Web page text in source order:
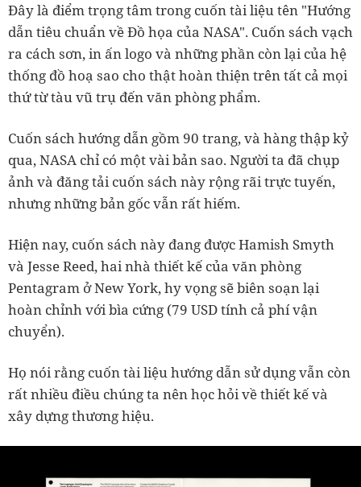
Đây là điểm trọng tâm trong cuốn tài liệu tên "Hướng
dẫn tiêu chuẩn về Đồ họa của NASA". Cuốn sách vạch
ra cách sơn, in ấn logo và những phần còn lại của hệ
thống đồ hoạ sao cho thật hoàn thiện trên tất cả mọi
thứ từ tàu vũ trụ đến văn phòng phẩm.
Cuốn sách hướng dẫn gồm 90 trang, và hàng thập kỷ
qua, NASA chỉ có một vài bản sao. Người ta đã chụp
ảnh và đăng tải cuốn sách này rộng rãi trực tuyến,
nhưng những bản gốc vẫn rất hiếm.
Hiện nay, cuốn sách này đang được Hamish Smyth
và Jesse Reed, hai nhà thiết kế của văn phòng
Pentagram ở New York, hy vọng sẽ biên soạn lại
hoàn chỉnh với bìa cứng (79 USD tính cả phí vận
chuyển).
Họ nói rằng cuốn tài liệu hướng dẫn sử dụng vẫn còn
rất nhiều điều chúng ta nên học hỏi về thiết kế và
xây dựng thương hiệu.